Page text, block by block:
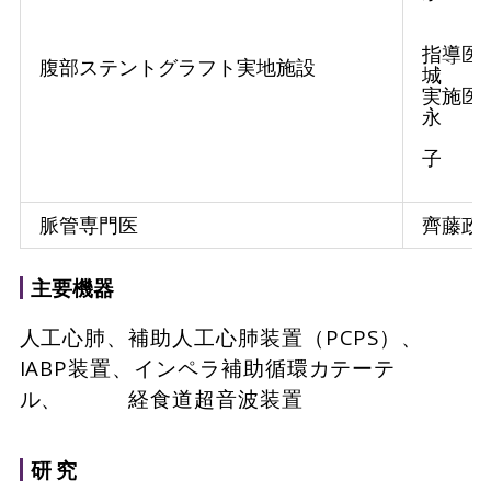
腹部ステントグラフト実地施設 指導医
城
実施医
子
脈管専門医 齊藤政
主要機器
人工心肺、補助人工心肺装置（PCPS）、
IABP装置、インペラ補助循環カテーテ
ル、 経食道超音波装置
研 究